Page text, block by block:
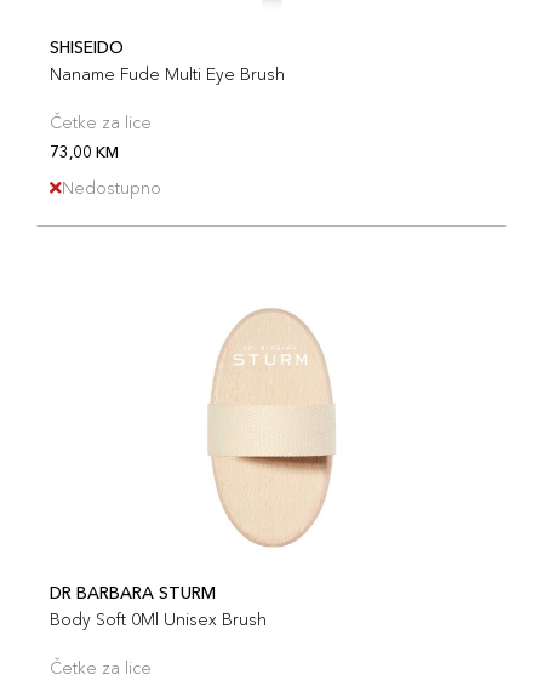
SHISEIDO
Naname Fude Multi Eye Brush
Četke za lice
73,00 KM
Nedostupno
DR BARBARA STURM
Body Soft 0Ml Unisex Brush
Četke za lice